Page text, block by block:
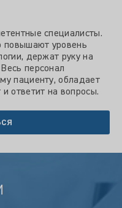
специалисты.
повышают уровень
держат руку на
персонал
пациенту, обладает
ответит на вопросы.